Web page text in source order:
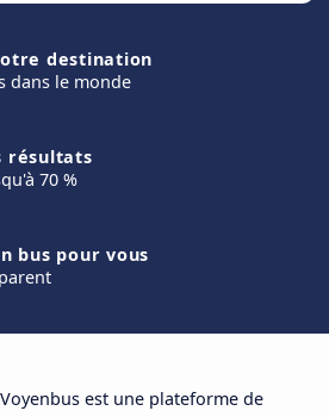
destination
dans le monde
résultats
70 %
bus pour vous
Voyenbus est une plateforme de